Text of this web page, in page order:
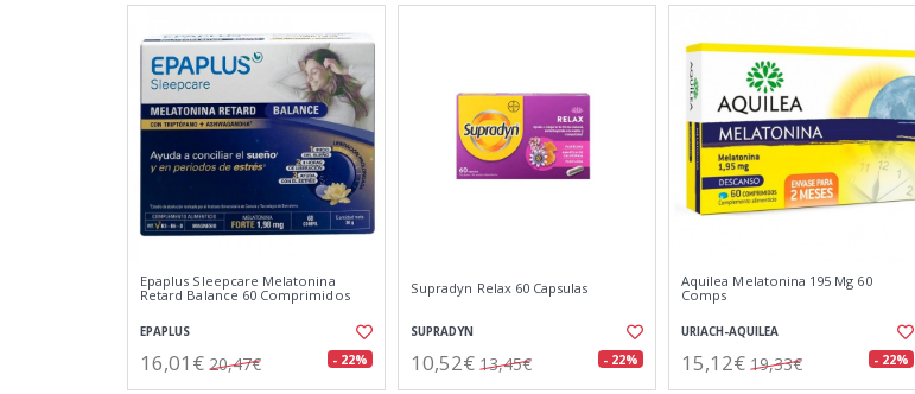
Epaplus Sleepcare Melatonina
Retard Balance 60 Comprimidos
EPAPLUS
16,01€ 20,47€ - 22%
Supradyn Relax 60 Capsulas
SUPRADYN
10,52€ 13,45€ - 22%
Aquilea Melatonina 195 Mg 60
Comps
URIACH-AQUILEA
15,12€ 19,33€ - 22%